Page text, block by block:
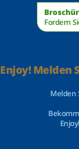
Fordern
Enjoy! Melden
Melden